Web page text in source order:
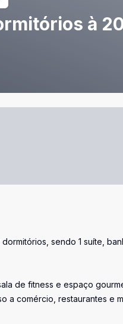
à
sendo 1 suíte,
de fitness e espaço
a comércio, restaurantes e